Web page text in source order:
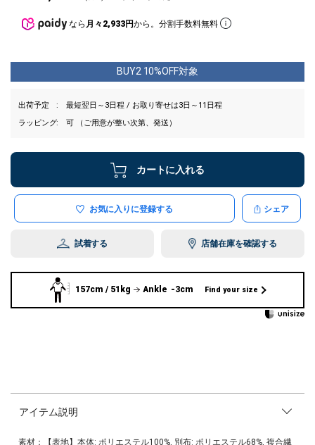
なら 月々2,933円から。分割手数料無料
BUY2 10%OFF対象
出荷予定
最短翌日～3日程 / お取り寄せは3日～11日程
ラッピング
可 （ご用意が整い次第、発送）
カートに入れる
お気に入りに登録する シェア
試着する 店舗在庫を確認する
157cm / 51kg Ankle -3cm Find your size
アイテム説明
素材：【表地】本体: ポリエステル100%, 別布: ポリエステル68%, 複合繊